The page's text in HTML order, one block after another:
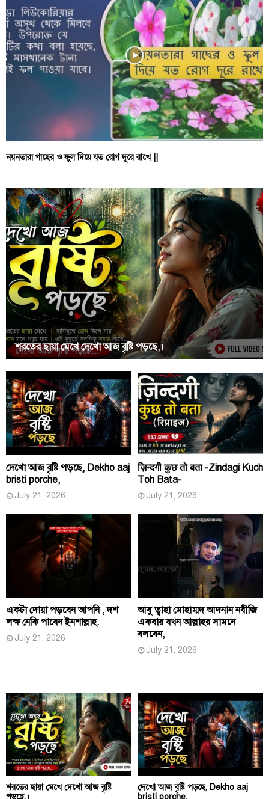
নয়নতারা গাছের ও ফুল দিয়ে যত রোগ দূরে রাখে ||
শরতের ছায়া মেখে দেখো আজ বৃষ্টি পড়ছে,।
দেখো আজ বৃষ্টি পড়ছে, Dekho aaj
bristi porche,
July 21, 2026
ज़िन्दगी कुछ तो बता -Zindagi Kuch
Toh Bata-
July 21, 2026
একটা দোয়া পড়বেন আপনি , দশ
লক্ষ নেকি পাবেন ইনশাল্লাহ.
July 21, 2026
আবু ত্বাহা মোহাম্মদ আদনান নবীজি
একবার যখন আল্লাহর সামনে
বলবেন,
July 21, 2026
শরতের ছায়া মেখে দেখো আজ বৃষ্টি
দেখো আজ বৃষ্টি পড়ছে, Dekho aaj